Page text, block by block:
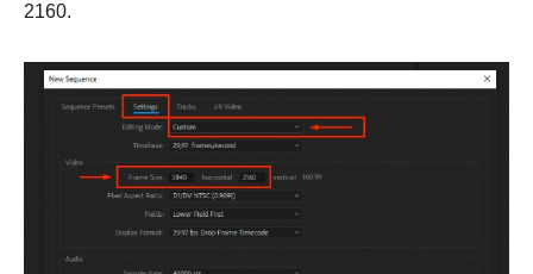
Pasul 1.
2160.